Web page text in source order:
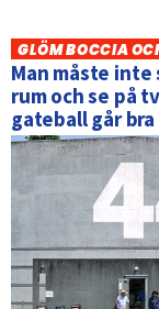
GLÖM BOCCIA
Man måste
rum och se på
gateball går bra